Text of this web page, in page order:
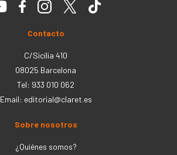
Contacto
C/Sicília 410
08025 Barcelona
Tel: 933 010 062
Email: editorial@claret.es
Sobre nosotros
¿Quiénes somos?